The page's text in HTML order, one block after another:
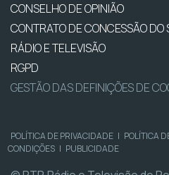
CONSELHO DE OPINIÃO
CONTRATO DE CONCESSÃO DO
RÁDIO E TELEVISÃO
RGPD
GESTÃO DAS DEFINIÇÕES DE
POLÍTICA DE PRIVACIDADE | POLÍTICA
CONDIÇÕES | PUBLICIDADE